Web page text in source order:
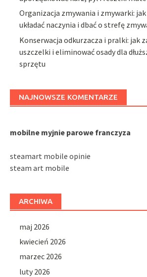
Organizacja zmywania i zmywarki:
układać naczynia i dbać o strefę
Konserwacja odkurzacza i pralki: jak
uszczelki i eliminować osady dla
sprzętu
NAJNOWSZE KOMENTARZE
mobilne myjnie parowe franczyza
steamart mobile opinie
steam art mobile
ARCHIWA
maj 2026
kwiecień 2026
marzec 2026
luty 2026